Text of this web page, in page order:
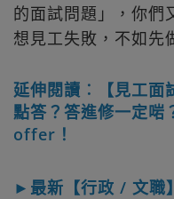
的面試問題」，你們
想見工失敗，不如先
延伸閱讀︰【見工面
點答？答進修一定啱
offer！
►最新【行政 / 文職